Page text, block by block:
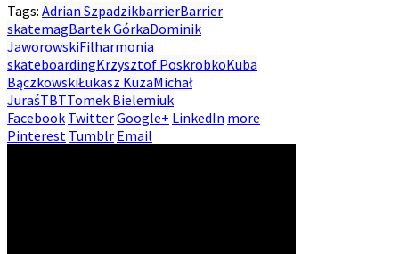
Tags: Adrian SzpadzikbarrierBarrier
skatemagBartek GórkaDominik
JaworowskiFilharmonia
skateboardingKrzysztof PoskrobkoKuba
BączkowskiŁukasz KuzaMichał
JuraśTBTTomek Bielemiuk
Facebook TwitterGoogle+ LinkedIn more
Pinterest Tumblr Email